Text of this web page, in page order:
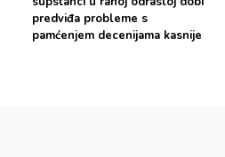
predviđa probleme s
pamćenjem decenijama kasnije